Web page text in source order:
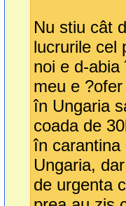
Nu stiu cât
lucrurile cel
noi e d-
meu e
în Ungaria
coada de
în carantina
Ungaria,
de urgenta